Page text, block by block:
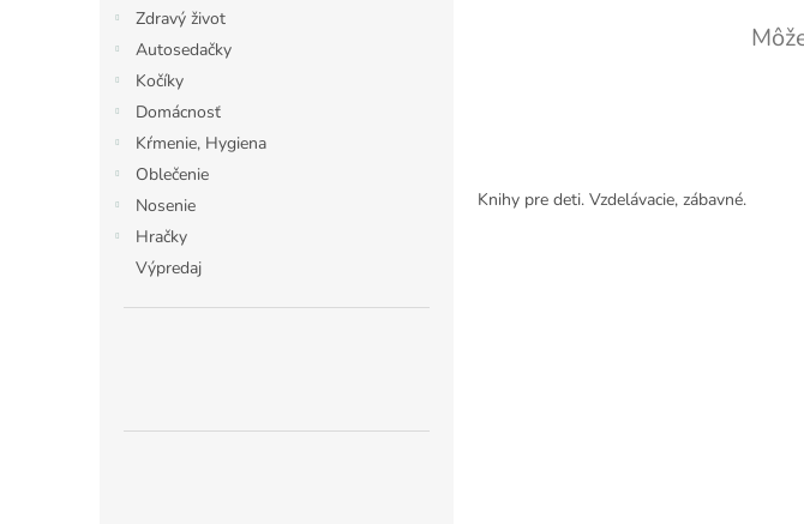
Zdravý život
Autosedačky
Kočíky
Domácnosť
Kŕmenie, Hygiena
Oblečenie
Nosenie
Hračky
Výpredaj
Knihy pre deti. Vzdelávacie, zábavné.